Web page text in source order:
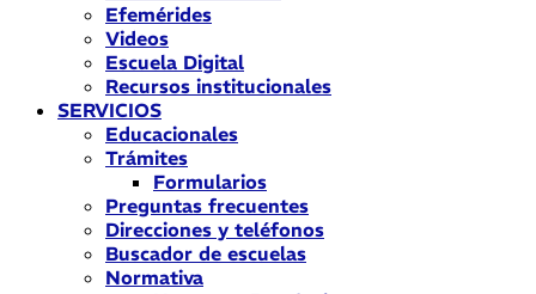
Efemérides
Videos
Escuela Digital
Recursos institucionales
SERVICIOS
Educacionales
Trámites
Formularios
Preguntas frecuentes
Direcciones y teléfonos
Buscador de escuelas
Normativa